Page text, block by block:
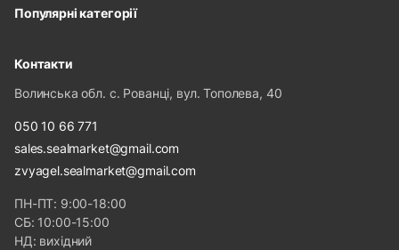
Популярні категорії
Контакти
Волинська обл. с. Рованці, вул. Тополева, 40
050 10 66 771
sales.sealmarket@gmail.com
zvyagel.sealmarket@gmail.com
ПН-ПТ: 9:00-18:00
СБ: 10:00-15:00
НД: вихідний